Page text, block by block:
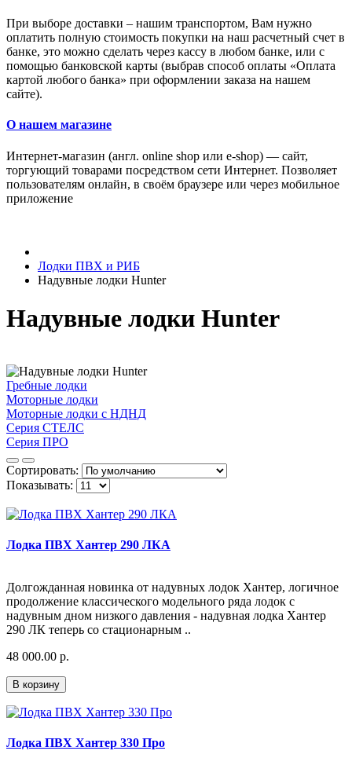
При выборе доставки – нашим транспортом, Вам нужно
оплатить полную стоимость покупки на наш расчетный счет в
банке, это можно сделать через кассу в любом банке, или с
помощью банковской карты (выбрав способ оплаты «Оплата
картой любого банка» при оформлении заказа на нашем
сайте).
О нашем магазине
Интернет-магазин (англ. online shop или e-shop) — сайт,
торгующий товарами посредством сети Интернет. Позволяет
пользователям онлайн, в своём браузере или через мобильное
приложение
Лодки ПВХ и РИБ
Надувные лодки Hunter
Надувные лодки Hunter
Гребные лодки
Моторные лодки
Моторные лодки с НДНД
Серия СТЕЛС
Серия ПРО
Сортировать:
Показывать:
Лодка ПВХ Хантер 290 ЛКА
Долгожданная новинка от надувных лодок Хантер, логичное
продолжение классического модельного ряда лодок с
надувным дном низкого давления - надувная лодка Хантер
290 ЛК теперь со стационарным ..
48 000.00 р.
В корзину
Лодка ПВХ Хантер 330 Про